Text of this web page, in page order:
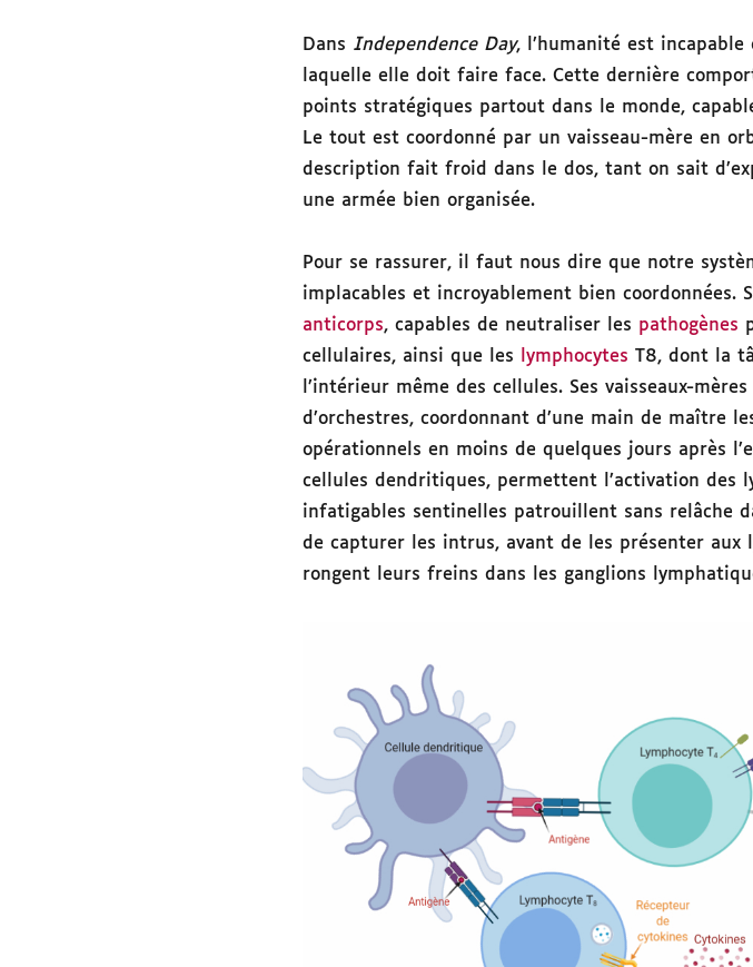
Dans Independence Day, l’humanité est
laquelle elle doit faire face. Cette dernière
points stratégiques partout dans le monde,
Le tout est coordonné par un vaisseau-mère en
description fait froid dans le dos, tant on sait
une armée bien organisée.
Pour se rassurer, il faut nous dire que notre
implacables et incroyablement bien coordonnées.
anticorps, capables de neutraliser les pathogènes
cellulaires, ainsi que les
lymphocytes T8, dont la
l’intérieur même des cellules. Ses vaisseaux-
d’orchestres, coordonnant d’une main de maître
opérationnels en moins de quelques jours après
cellules dendritiques, permettent l’activation des
infatigables sentinelles patrouillent sans relâche
de capturer les intrus, avant de les présenter aux
rongent leurs freins dans les ganglions